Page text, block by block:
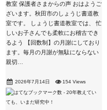
教室 保護者さまからの声 おはようご
ざいます。秋田市のしょうじ書道教
室です。 しょうじ書道教室では、 忙
しいお子さんでも柔軟にお稽古でき
るよう 【回数制】の月謝にしており
ます。毎月の月謝が無駄にならない
親切…
2026年7月14日 154 Views